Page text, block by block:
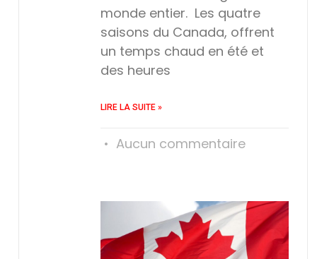
monde entier. Les quatre
saisons du Canada, offrent
un temps chaud en été et
des heures
LIRE LA SUITE »
Aucun commentaire